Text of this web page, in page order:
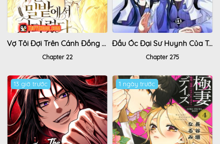
Vợ Tôi Đợi Trên Cánh Đồng Lúa Mì
Chapter 22
Đầu Óc Đại Sư Huynh Của Ta Rất Đen Tối
Chapter 275
13 giờ trước 1 ngày trước